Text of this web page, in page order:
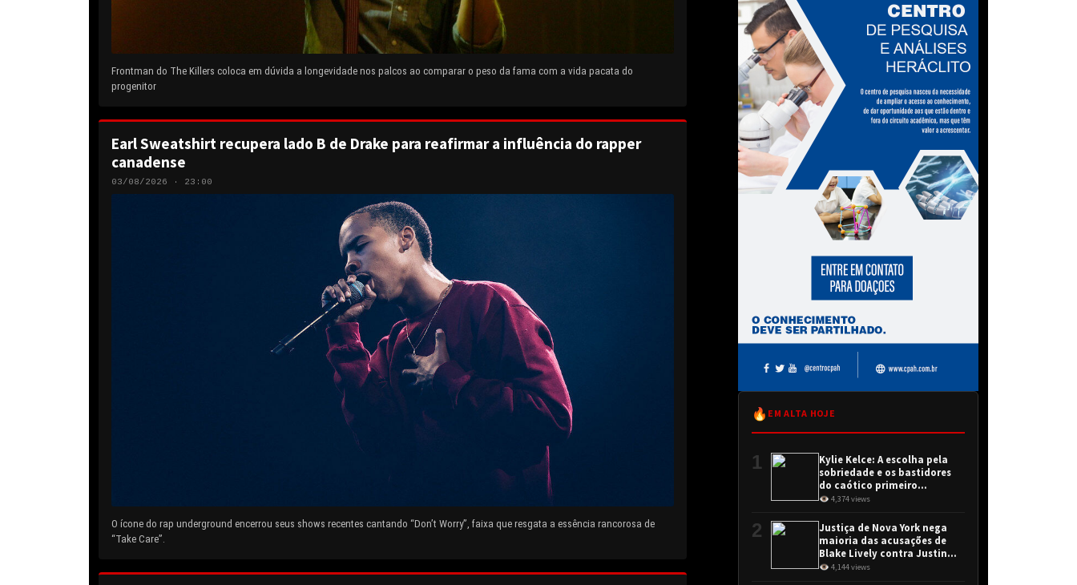
Frontman do The Killers coloca em dúvida a longevidade nos palcos ao comparar o peso da fama com a vida pacata do
progenitor
Earl Sweatshirt recupera lado B de Drake para reafirmar a influência do rapper
canadense
03/08/2026 · 23:00
O ícone do rap underground encerrou seus shows recentes cantando “Don’t Worry”, faixa que resgata a essência rancorosa de
“Take Care”.
🔥 EM ALTA HOJE
1
Kylie Kelce: A escolha pela
sobriedade e os bastidores
do caótico primeiro
encontro
👁 4,374 views
2
Justiça de Nova York nega
maioria das acusações de
Blake Lively contra Justin
Baldoni
👁 4,144 views